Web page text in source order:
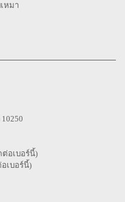
หมา
ต่อเบอร์นี้)
เบอร์นี้)